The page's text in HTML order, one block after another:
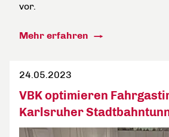
vor.
Mehr erfahren
24.05.2023
VBK optimieren
Karlsruher